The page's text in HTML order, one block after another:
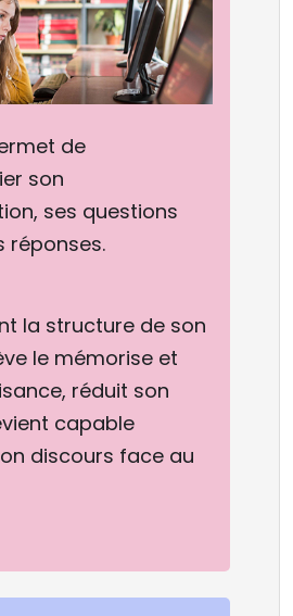
de
son
ses questions
réponses.
la structure de son
le mémorise et
réduit son
capable
discours face au